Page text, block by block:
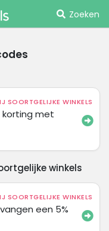
Zoeken
SOORTGELIJKE WINKELS
korting met
winkels
SOORTGELIJKE WINKELS
een 5%